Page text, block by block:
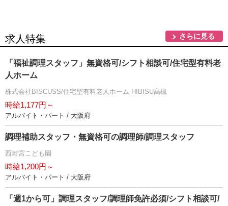
求人特集 さらに見る
「福祉調理スタッフ」無資格可/シフト相談可/住宅型有料老
人ホーム
株式会社BISCUSS/住宅型有料老人ホーム HIBISU高槻
時給1,177円～
アルバイト・パート / 大阪府
調理補助スタッフ・無資格可の調理師/調理スタッフ
西若宮こども園
時給1,200円～
アルバイト・パート / 大阪府
「週1から可」調理スタッフ/調理師免許必須/シフト相談可/